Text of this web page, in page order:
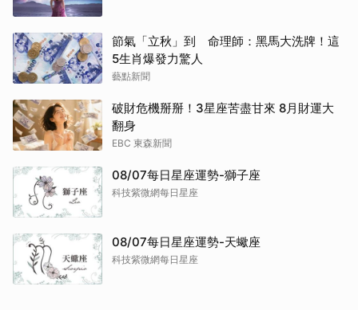
節氣「立秋」到 命理師：黑馬大洗牌！這
5生肖爆發力驚人
藝點新聞
破財危機掰掰！3星座苦盡甘來 8月財運大
翻身
EBC 東森新聞
08/07每日星座運勢-獅子座
科技紫微網每日星座
08/07每日星座運勢-天蠍座
科技紫微網每日星座
取消